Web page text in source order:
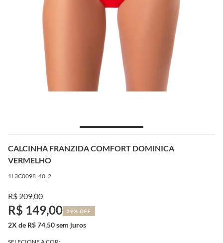
CALCINHA FRANZIDA COMFORT DOMINICA
VERMELHO
1L3C0098_40_2
R$ 209,00
R$ 149,00 29% OFF
2X de R$ 74,50 sem juros
SELECIONE A COR: